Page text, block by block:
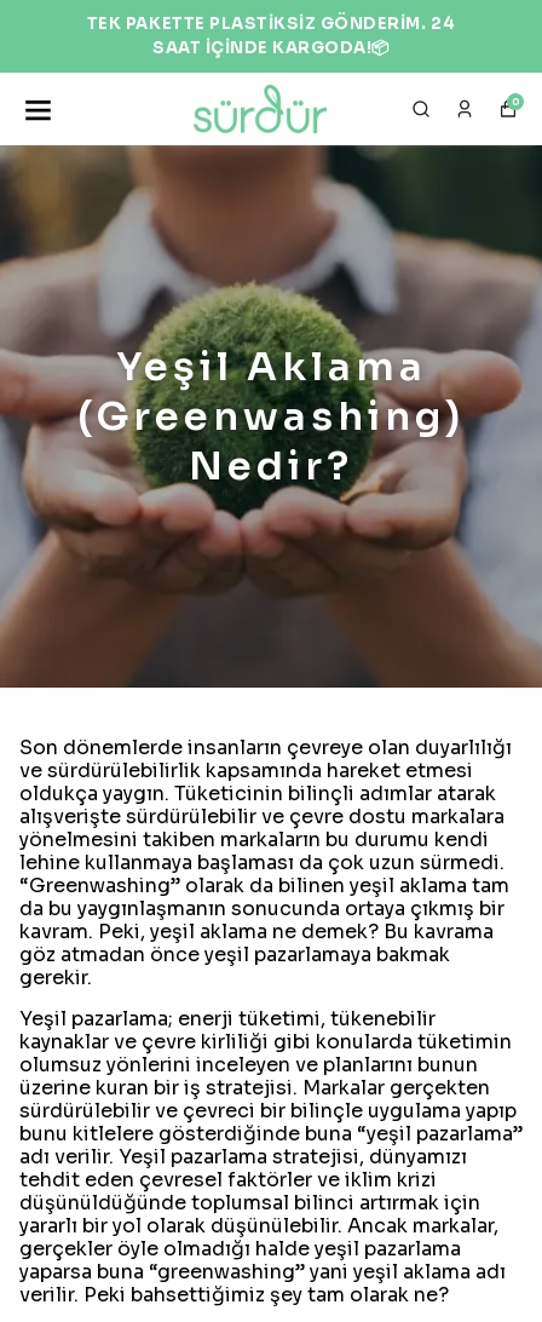
EKOLOJİK VE DOĞAL ÜRÜNLER
0
Yeşil Aklama
(Greenwashing)
Nedir?
Son dönemlerde insanların çevreye olan duyarlılığı
ve sürdürülebilirlik kapsamında hareket etmesi
oldukça yaygın. Tüketicinin bilinçli adımlar atarak
alışverişte sürdürülebilir ve çevre dostu markalara
yönelmesini takiben markaların bu durumu kendi
lehine kullanmaya başlaması da çok uzun sürmedi.
“Greenwashing” olarak da bilinen yeşil aklama tam
da bu yaygınlaşmanın sonucunda ortaya çıkmış bir
kavram. Peki, yeşil aklama ne demek? Bu kavrama
göz atmadan önce yeşil pazarlamaya bakmak
gerekir.
Yeşil pazarlama; enerji tüketimi, tükenebilir
kaynaklar ve çevre kirliliği gibi konularda tüketimin
olumsuz yönlerini inceleyen ve planlarını bunun
üzerine kuran bir iş stratejisi. Markalar gerçekten
sürdürülebilir ve çevreci bir bilinçle uygulama yapıp
bunu kitlelere gösterdiğinde buna “yeşil pazarlama”
adı verilir. Yeşil pazarlama stratejisi, dünyamızı
tehdit eden çevresel faktörler ve iklim krizi
düşünüldüğünde toplumsal bilinci artırmak için
yararlı bir yol olarak düşünülebilir. Ancak markalar,
gerçekler öyle olmadığı halde yeşil pazarlama
yaparsa buna “greenwashing” yani yeşil aklama adı
verilir. Peki bahsettiğimiz şey tam olarak ne?